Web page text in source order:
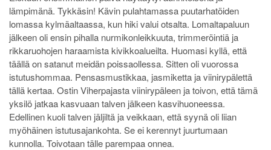
lämpimänä. Tykkäsin! Kävin pulahtamassa puutarhatöiden
lomassa kylmäaltaassa, kun hiki valui otsalta. Lomaltapaluun
jälkeen oli ensin pihalla nurmikonleikkuuta, trimmeröintiä ja
rikkaruohojen haraamista kivikkoalueilta. Huomasi kyllä, että
täällä on satanut meidän poissaollessa. Sitten oli vuorossa
istutushommaa. Pensasmustikkaa, jasmiketta ja viinirypälettä
tällä kertaa. Ostin Viherpajasta viinirypäleen ja toivon, että tämä
yksilö jatkaa kasvuaan talven jälkeen kasvihuoneessa.
Edellinen kuoli talven jäljiltä ja veikkaan, että syynä oli liian
myöhäinen istutusajankohta. Se ei kerennyt juurtumaan
kunnolla. Toivotaan tälle parempaa onnea.